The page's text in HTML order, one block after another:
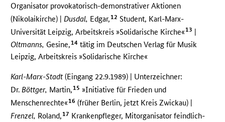
Organisator provokatorisch-demonstrativer Aktionen
(Nikolaikirche) | Dusdal, Edgar,12 Student, Karl-Marx-
Universität Leipzig, Arbeitskreis »Solidarische Kirche«13 |
Oltmanns, Gesine,14 tätig im Deutschen Verlag für Musik
Leipzig, Arbeitskreis »Solidarische Kirche«
Karl-Marx-Stadt (Eingang 22.9.1989) | Unterzeichner:
Dr.Böttger, Martin,15 »Initiative für Frieden und
Menschenrechte«16 (früher Berlin, jetzt Kreis Zwickau) |
Frenzel, Roland,17 Krankenpfleger, Mitorganisator feindlich-